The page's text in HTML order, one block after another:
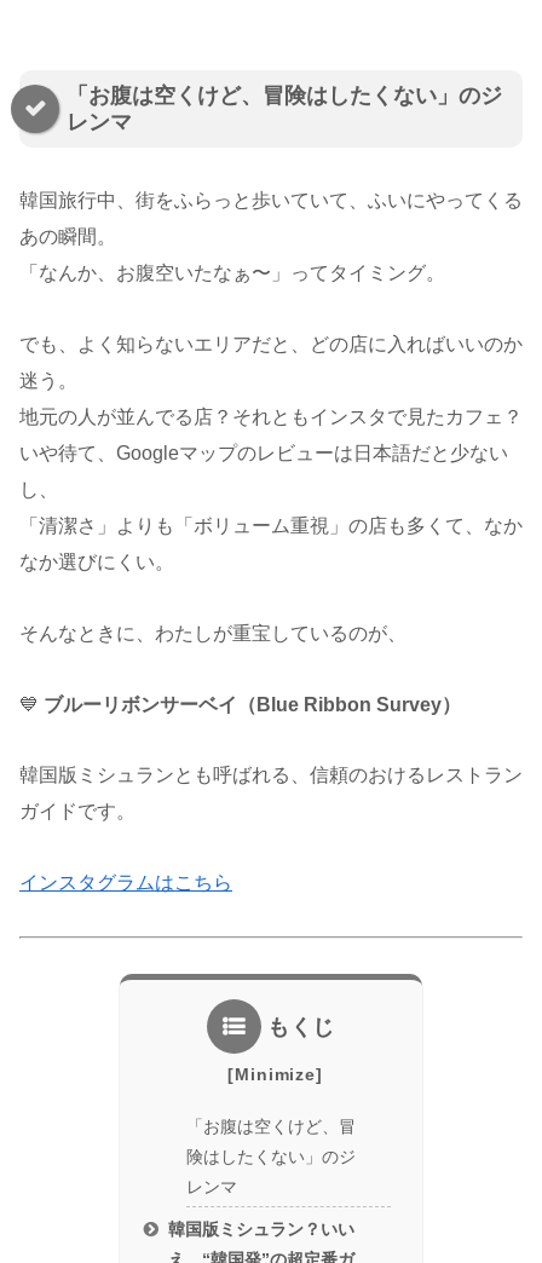
「お腹は空くけど、冒険はしたくない」のジ
レンマ
韓国旅行中、街をふらっと歩いていて、ふいにやってくる
あの瞬間。
「なんか、お腹空いたなぁ〜」ってタイミング。
でも、よく知らないエリアだと、どの店に入ればいいのか
迷う。
地元の人が並んでる店？それともインスタで見たカフェ？
いや待て、Googleマップのレビューは日本語だと少ない
し、
「清潔さ」よりも「ボリューム重視」の店も多くて、なか
なか選びにくい。
そんなときに、わたしが重宝しているのが、
💙 ブルーリボンサーベイ（Blue Ribbon Survey）
韓国版ミシュランとも呼ばれる、信頼のおけるレストラン
ガイドです。
インスタグラムはこちら
もくじ
「お腹は空くけど、冒
険はしたくない」のジ
レンマ
韓国版ミシュラン？いい
え、“韓国発”の超定番ガ